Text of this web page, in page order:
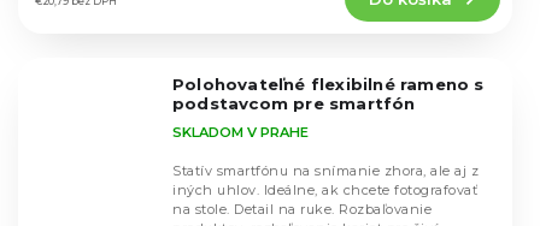
Polohovateľné flexibilné rameno s
podstavcom pre smartfón
SKLADOM V PRAHE
Statív smartfónu na snímanie zhora, ale aj z
iných uhlov. Ideálne, ak chcete fotografovať
na stole. Detail na ruke. Rozbaľovanie